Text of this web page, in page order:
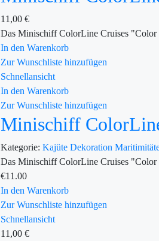
11,00 €
Das Minischiff ColorLine Cruises "Color
In den Warenkorb
Zur Wunschliste hinzufügen
Schnellansicht
In den Warenkorb
Zur Wunschliste hinzufügen
Minischiff
Kategorie: Kajüte Dekoration
Das Minischiff ColorLine Cruises "Color
€11.00
In den Warenkorb
Zur Wunschliste hinzufügen
Schnellansicht
11,00 €